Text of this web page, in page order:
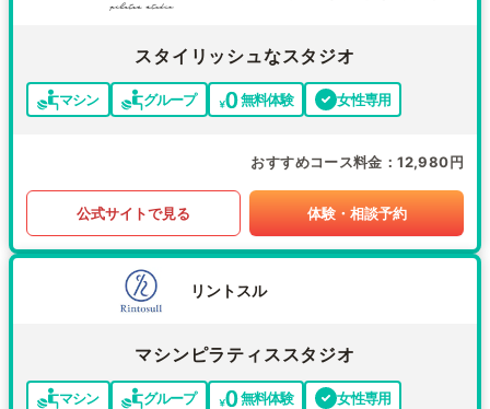
スタイリッシュなスタジオ
マシン グループ 無料体験 女性専用
おすすめコース料金 12,980円
公式サイトで見る 体験・相談予約
リントスル
マシンピラティススタジオ
マシン グループ 無料体験 女性専用